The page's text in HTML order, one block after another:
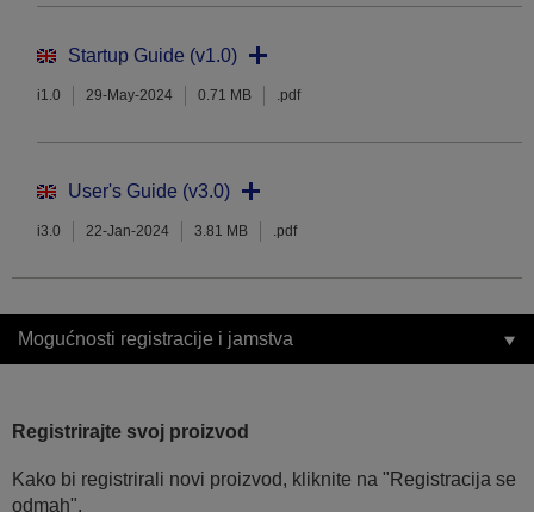
Startup Guide (v1.0)
i1.0 29-May-2024 0.71 MB .pdf
User's Guide (v3.0)
i3.0 22-Jan-2024 3.81 MB .pdf
Mogućnosti registracije i jamstva
Registrirajte svoj proizvod
Kako bi registrirali novi proizvod, kliknite na "Registracija se
odmah".